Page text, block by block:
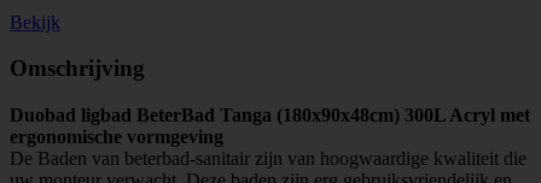
Bekijk
Omschrijving
Duobad ligbad BeterBad Tanga (180x90x48cm) 300L Acryl met
ergonomische vormgeving
De Baden van beterbad-sanitair zijn van hoogwaardige kwaliteit die